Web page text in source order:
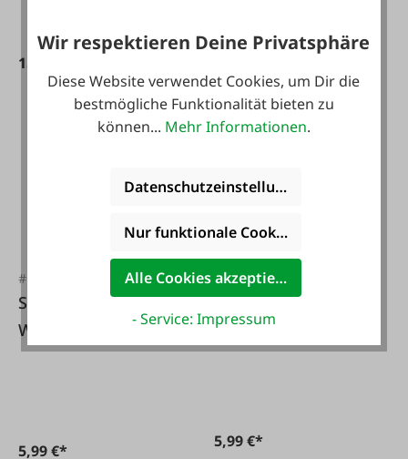
15,99 €*
#FA68627
Schlüsselanhänger
Wildschwein
5,99 €*
#FA132530
SCHEIBLER WORK
WEAR
Multifunktionstuch
5,99 €*
Wir respektieren Deine Privatsphäre
Diese Website verwendet Cookies, um Dir die
bestmögliche Funktionalität bieten zu
können... Mehr Informationen.
Datenschutzeinstellungen
Nur funktionale Cookies akzeptieren
Alle Cookies akzeptieren
- Service: Impressum